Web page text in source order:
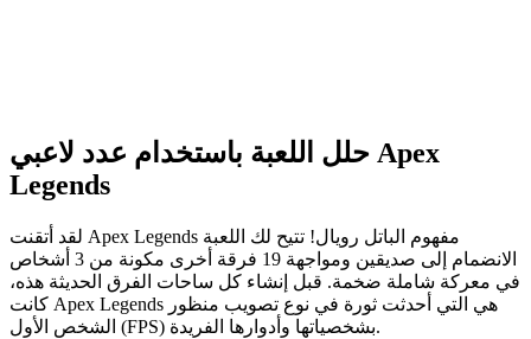
حلل اللعبة باستخدام عدد لاعبي Apex
Legends
لقد أتقنت Apex Legends مفهوم الباتل رويال! تتيح لك اللعبة
الانضمام إلى صديقين ومواجهة 19 فرقة أخرى مكونة من 3 أشخاص
في معركة شاملة ضخمة. قبل إنشاء كل ساحات الفرق الحديثة هذه،
كانت Apex Legends هي التي أحدثت ثورة في نوع تصويب منظور
الشخص الأول (FPS) بشخصياتها وأدوارها الفريدة.